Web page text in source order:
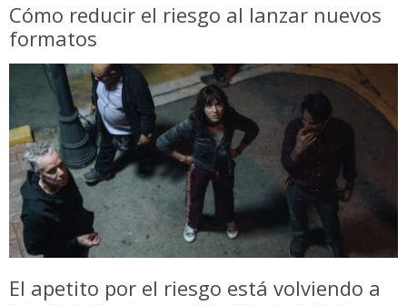
Cómo reducir el riesgo al lanzar nuevos
formatos
El apetito por el riesgo está volviendo a